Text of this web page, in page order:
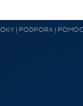
| PODPORA |